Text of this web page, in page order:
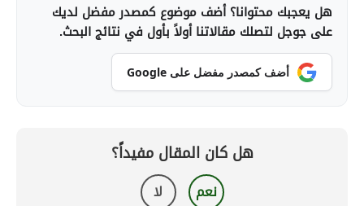
هل يعجبك محتوانا؟ أضف موضوع كمصدر مفضل لديك
على جوجل لتصلك مقالاتنا أولاً بأول في نتائج البحث.
أضف كمصدر مفضل على Google
هل كان المقال مفيداً؟
نعم لا